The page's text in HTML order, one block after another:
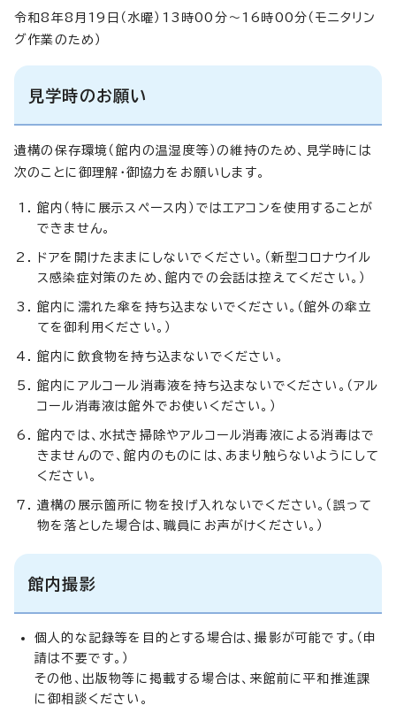
令和8年8月19日（水曜）13時00分～16時00分（モニタリン
グ作業のため）
見学時のお願い
遺構の保存環境（館内の温湿度等）の維持のため、見学時には
次のことに御理解・御協力をお願いします。
館内（特に展示スペース内）ではエアコンを使用することが
できません。
ドアを開けたままにしないでください。（新型コロナウイル
ス感染症対策のため、館内での会話は控えてください。）
館内に濡れた傘を持ち込まないでください。（館外の傘立
てを御利用ください。）
館内に飲食物を持ち込まないでください。
館内にアルコール消毒液を持ち込まないでください。（アル
コール消毒液は館外でお使いください。）
館内では、水拭き掃除やアルコール消毒液による消毒はで
きませんので、館内のものには、あまり触らないようにして
ください。
遺構の展示箇所に物を投げ入れないでください。（誤って
物を落とした場合は、職員にお声がけください。）
館内撮影
個人的な記録等を目的とする場合は、撮影が可能です。（申
請は不要です。）
その他、出版物等に掲載する場合は、来館前に平和推進課
に御相談ください。